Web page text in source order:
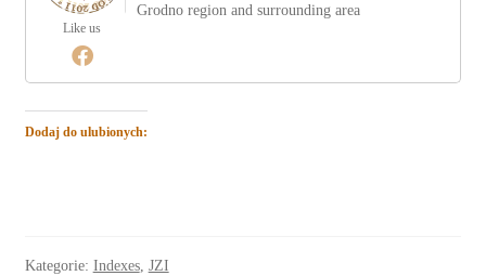
Like us
Grodno region and surrounding area
Dodaj do ulubionych:
Kategorie: Indexes, JZI